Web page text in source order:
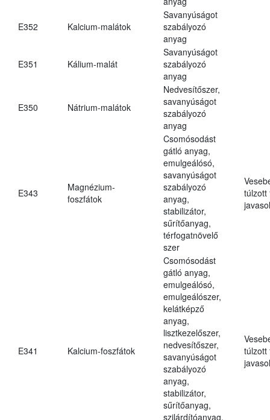
E352 Kalcium-malátok
Savanyúságot
szabályozó
anyag
E351 Kálium-malát
Savanyúságot
szabályozó
anyag
E350 Nátrium-malátok
Nedvesítőszer,
savanyúságot
szabályozó
anyag
E343
Magnézium-
foszfátok
Csomósodást
gátló anyag,
emulgeálósó,
savanyúságot
szabályozó
anyag,
stabilizátor,
sűrítőanyag,
térfogatnövelő
szer
túlzott
E341 Kalcium-foszfátok
Csomósodást
gátló anyag,
emulgeálósó,
emulgeálószer,
kelátképző
anyag,
lisztkezelőszer,
nedvesítőszer,
savanyúságot
szabályozó
anyag,
stabilizátor,
sűrítőanyag,
szilárdítóanyag,
túlzott